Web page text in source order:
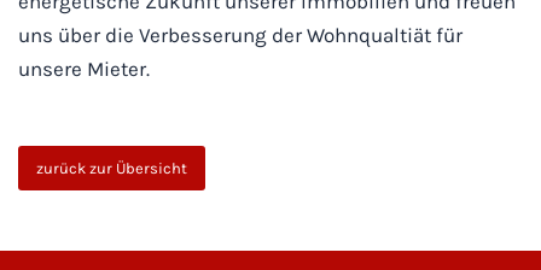
uns über die Verbesserung der Wohnqualtiät für
unsere Mieter.
zurück zur Übersicht